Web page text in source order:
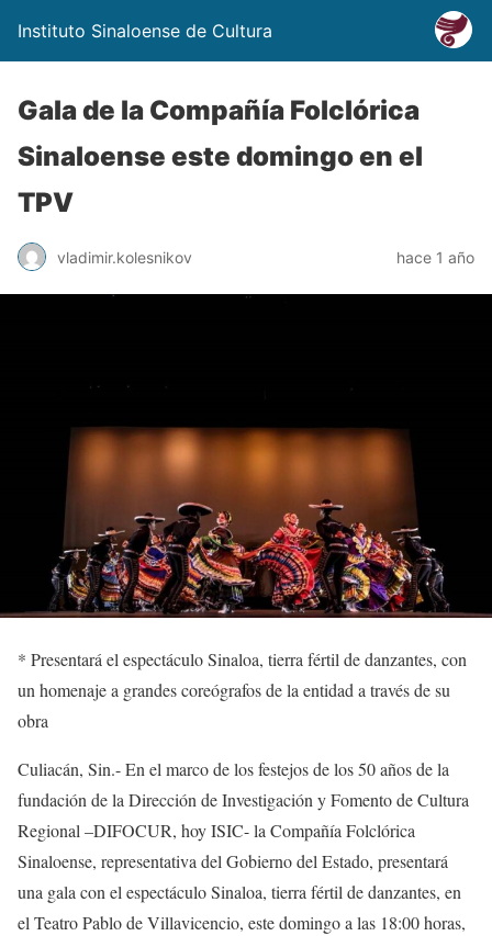
Instituto Sinaloense de Cultura
Gala de la Compañía Folclórica
Sinaloense este domingo en el
TPV
vladimir.kolesnikov hace 1 año
* Presentaráel espectáculoSinaloa, tierra fértil de danzantes, con
un homenaje a grandes coreógrafos de la entidad a través de su
obra
Culiacán, Sin.-En el marco de los festejos de los 50 años de la
fundación de la Dirección de Investigación y Fomento de Cultura
Regional –DIFOCUR, hoy ISIC-la Compañía Folclórica
Sinaloense, representativa del Gobierno del Estado, presentará
una gala con el espectáculoSinaloa, tierra fértil de danzantes, en
el Teatro Pablo de Villavicencio, este domingo a las 18:00 horas,